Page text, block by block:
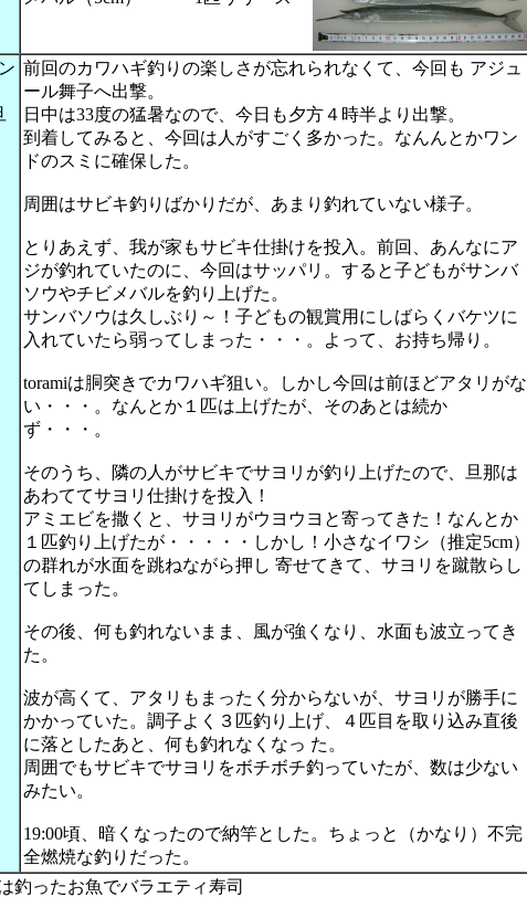
前回のカワハギ釣りの楽しさが忘れられなくて、今回も アジュ
ール舞子へ出撃。
日中は33度の猛暑なので、今日も夕方４時半より出撃。
到着してみると、今回は人がすごく多かった。なんんとかワン
ドのスミに確保した。
周囲はサビキ釣りばかりだが、あまり釣れていない様子。
とりあえず、我が家もサビキ仕掛けを投入。前回、あんなにア
ジが釣れていたのに、今回はサッパリ。すると子どもがサンバ
ソウやチビメバルを釣り上げた。
サンバソウは久しぶり～！子どもの観賞用にしばらくバケツに
入れていたら弱ってしまった・・・。よって、お持ち帰り。
toramiは胴突きでカワハギ狙い。しかし今回は前ほどアタリがな
い・・・。なんとか１匹は上げたが、そのあとは続か
ず・・・。
そのうち、隣の人がサビキでサヨリが釣り上げたので、旦那は
あわててサヨリ仕掛けを投入！
アミエビを撒くと、サヨリがウヨウヨと寄ってきた！なんとか
１匹釣り上げたが・・・・・しかし！小さなイワシ（推定5cm）
の群れが水面を跳ねながら押し 寄せてきて、サヨリを蹴散らし
てしまった。
その後、何も釣れないまま、風が強くなり、水面も波立ってき
た。
波が高くて、アタリもまったく分からないが、サヨリが勝手に
かかっていた。調子よく３匹釣り上げ、４匹目を取り込み直後
に落としたあと、何も釣れなくなっ た。
周囲でもサビキでサヨリをボチボチ釣っていたが、数は少ない
みたい。
19:00頃、暗くなったので納竿とした。ちょっと（かなり）不完
全燃焼な釣りだった。
釣ったお魚でバラエティ寿司